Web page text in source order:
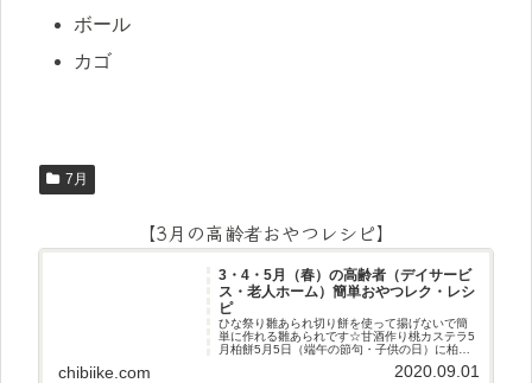
ボール
カゴ
7月
【3月の高齢者おやつレシピ】
3・4・5月（春）の高齢者（デイサービ
ス・老人ホーム）簡単おやつレク・レシ
ピ
ひな祭り雛あられ切り餅を使って揚げないで簡
単に作れる雛あられです☆甘酒作り桃カステラ5
月柏餅5月5日（端午の節句・子供の日）に柏餅
日）にちまき作りです☆ほうじ茶プリン抹茶パ
chibiike.com 2020.09.01